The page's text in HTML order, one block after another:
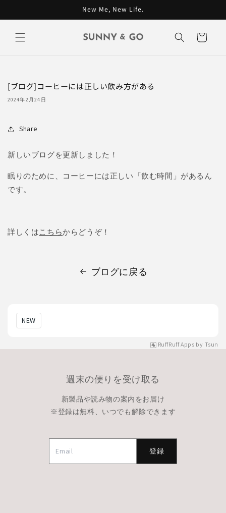
New Me, New Life.
ー
[ブログ]コーヒーには正しい飲み方がある
2024年2月24日
Share
新しいブログを更新しました！
眠りのために、コーヒーには正しい「飲む時間」があるん
です。
詳しくはこちらからどうぞ！
ブログに戻る
NEW
RuffRuff Apps by Tsun
週末の便りを受け取る
新製品や読み物の案内をお届け
※登録は無料、いつでも解除できます
登録